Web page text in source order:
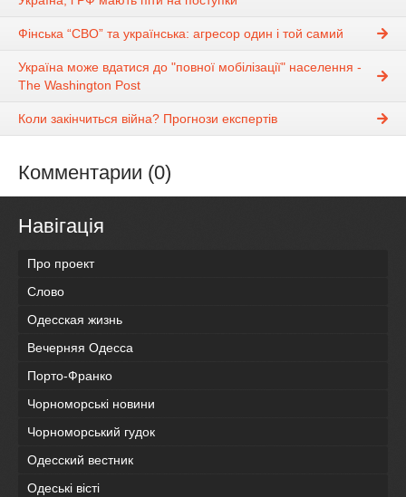
Фінська “СВО” та українська: агресор один і той самий
Україна може вдатися до "повної мобілізації" населення -
The Washington Post
Коли закінчиться війна? Прогнози експертів
Комментарии (0)
Навігація
Про проект
Слово
Одесская жизнь
Вечерняя Одесса
Порто-Франко
Чорноморські новини
Чорноморський гудок
Одесский вестник
Одеськi вiстi